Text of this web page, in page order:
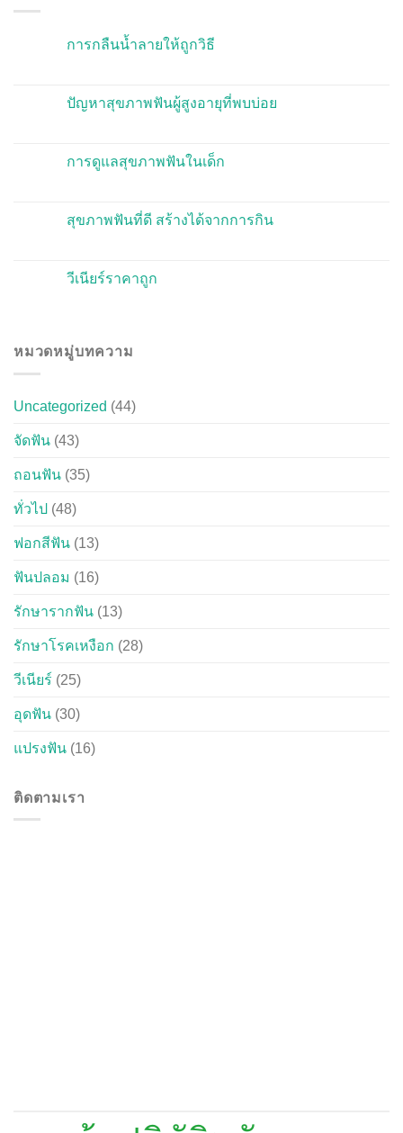
การกลืนน้ำลายให้ถูกวิธี
ปัญหาสุขภาพฟันผู้สูงอายุที่พบบ่อย
การดูแลสุขภาพฟันในเด็ก
สุขภาพฟันที่ดี สร้างได้จากการกิน
วีเนียร์ราคาถูก
หมวดหมู่บทความ
Uncategorized (44)
จัดฟัน (43)
ถอนฟัน (35)
ทั่วไป (48)
ฟอกสีฟัน (13)
ฟันปลอม (16)
รักษารากฟัน (13)
รักษาโรคเหงือก (28)
วีเนียร์ (25)
อุดฟัน (30)
แปรงฟัน (16)
ติดตามเรา